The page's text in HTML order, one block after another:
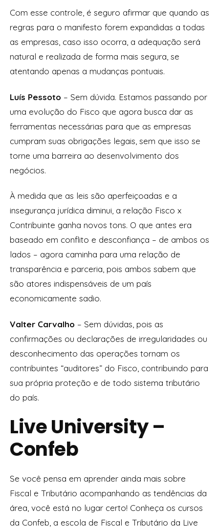
Com esse controle, é seguro afirmar que quando as
regras para o manifesto forem expandidas a todas
as empresas, caso isso ocorra, a adequação será
natural e realizada de forma mais segura, se
atentando apenas a mudanças pontuais.
Luís Pessoto – Sem dúvida. Estamos passando por
uma evolução do Fisco que agora busca dar as
ferramentas necessárias para que as empresas
cumpram suas obrigações legais, sem que isso se
torne uma barreira ao desenvolvimento dos
negócios.
À medida que as leis são aperfeiçoadas e a
insegurança jurídica diminui, a relação Fisco x
Contribuinte ganha novos tons. O que antes era
baseado em conflito e desconfiança – de ambos os
lados – agora caminha para uma relação de
transparência e parceria, pois ambos sabem que
são atores indispensáveis de um país
economicamente sadio.
Valter Carvalho – Sem dúvidas, pois as
confirmações ou declarações de irregularidades ou
desconhecimento das operações tornam os
contribuintes “auditores” do Fisco, contribuindo para
sua própria proteção e de todo sistema tributário
do país.
Live University –
Confeb
Se você pensa em aprender ainda mais sobre
Fiscal e Tributário acompanhando as tendências da
área, você está no lugar certo! Conheça os cursos
da Confeb, a escola de Fiscal e Tributário da Live